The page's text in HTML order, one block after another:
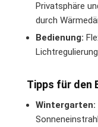
Privatsphäre
durch
Bedienung:
Lichtregulierung
Tipps für den
Wintergarten: